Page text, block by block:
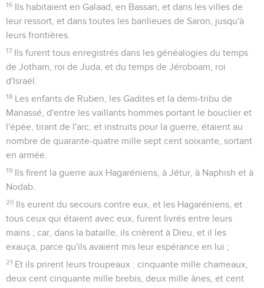
16 Ils habitaient en Galaad, en Bassan, et dans les villes de
leur ressort, et dans toutes les banlieues de Saron, jusqu'à
leurs frontières.
17 Ils furent tous enregistrés dans les généalogies du temps
de Jotham, roi de Juda, et du temps de Jéroboam, roi
d'Israël.
18 Les enfants de Ruben, les Gadites et la demi-tribu de
Manassé, d'entre les vaillants hommes portant le bouclier et
l'épée, tirant de l'arc, et instruits pour la guerre, étaient au
nombre de quarante-quatre mille sept cent soixante, sortant
en armée.
19 Ils firent la guerre aux Hagaréniens, à Jétur, à Naphish et à
Nodab.
20 Ils eurent du secours contre eux, et les Hagaréniens, et
tous ceux qui étaient avec eux, furent livrés entre leurs
mains ; car, dans la bataille, ils crièrent à Dieu, et il les
exauça, parce qu'ils avaient mis leur espérance en lui ;
21 Et ils prirent leurs troupeaux : cinquante mille chameaux,
deux cent cinquante mille brebis, deux mille ânes, et cent